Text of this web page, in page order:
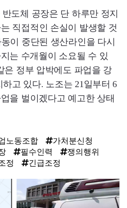
도체 공장은 단 하루만 정지
직접적인 손실이 발생할 것
이 중단된 생산라인을 다시
는 수개월이 소요될 수 있
은 정부 압박에도 파업을 강
고 있다. 노조는 21일부터 6
을 벌이겠다고 예고한 상태
노동조합
가처분신청
필수인력
쟁의행위
정 긴급조정